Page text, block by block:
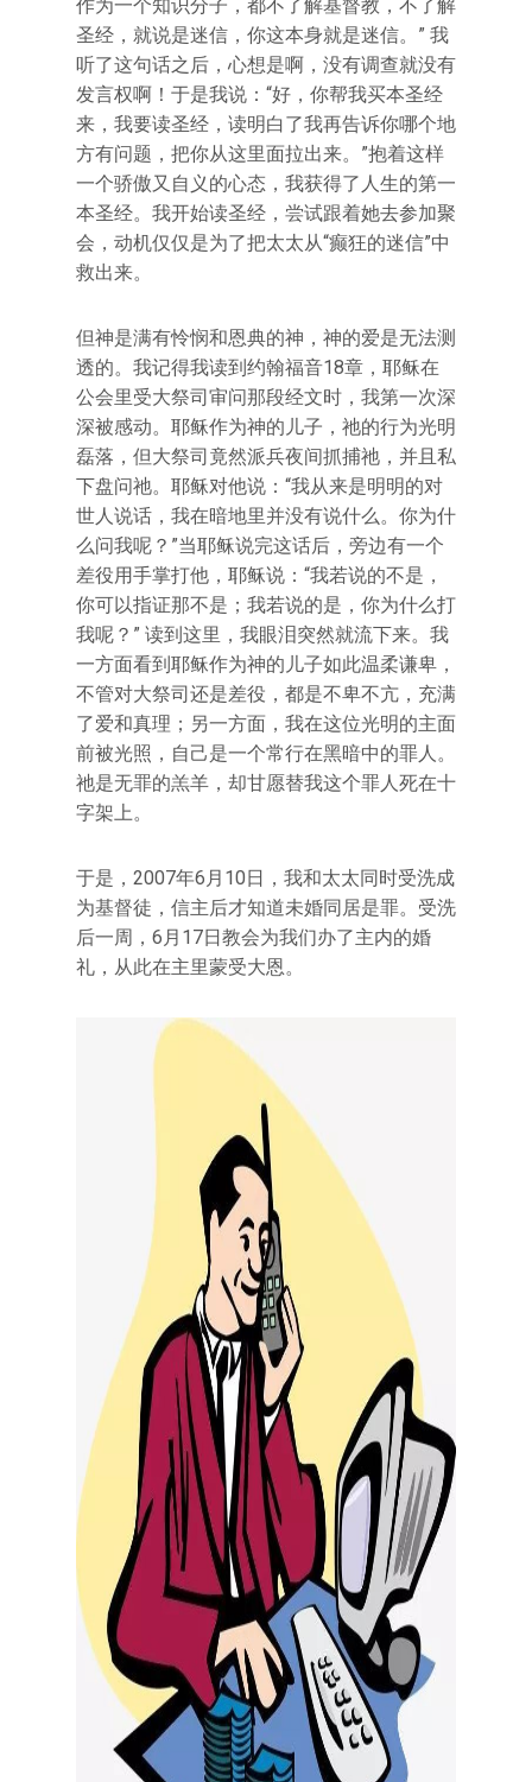
作为一个知识分子，都不了解基督教，不了解
圣经，就说是迷信，你这本身就是迷信。” 我
听了这句话之后，心想是啊，没有调查就没有
发言权啊！于是我说：“好，你帮我买本圣经
来，我要读圣经，读明白了我再告诉你哪个地
方有问题，把你从这里面拉出来。”抱着这样
一个骄傲又自义的心态，我获得了人生的第一
本圣经。我开始读圣经，尝试跟着她去参加聚
会，动机仅仅是为了把太太从“癫狂的迷信”中
救出来。
但神是满有怜悯和恩典的神，神的爱是无法测
透的。我记得我读到约翰福音18章，耶稣在
公会里受大祭司审问那段经文时，我第一次深
深被感动。耶稣作为神的儿子，祂的行为光明
磊落，但大祭司竟然派兵夜间抓捕祂，并且私
下盘问祂。耶稣对他说：“我从来是明明的对
世人说话，我在暗地里并没有说什么。你为什
么问我呢？”当耶稣说完这话后，旁边有一个
差役用手掌打他，耶稣说：“我若说的不是，
你可以指证那不是；我若说的是，你为什么打
我呢？” 读到这里，我眼泪突然就流下来。我
一方面看到耶稣作为神的儿子如此温柔谦卑，
不管对大祭司还是差役，都是不卑不亢，充满
了爱和真理；另一方面，我在这位光明的主面
前被光照，自己是一个常行在黑暗中的罪人。
祂是无罪的羔羊，却甘愿替我这个罪人死在十
字架上。
于是，2007年6月10日，我和太太同时受洗成
为基督徒，信主后才知道未婚同居是罪。受洗
后一周，6月17日教会为我们办了主内的婚
礼，从此在主里蒙受大恩。